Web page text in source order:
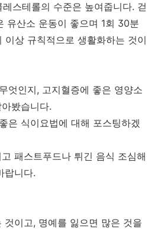
스테롤의 수준은 높여줍니다. 걷
유산소 운동이 좋으며 1회 30분
이상 규칙적으로 생활화하는 것이
엇인지, 고지혈증에 좋은 영양소
봤습니다.
은 식이요법에 대해 포스팅하겠
패스트푸드나 튀긴 음식 조심해
랍니다.
것이고, 명예를 잃으면 많은 것을